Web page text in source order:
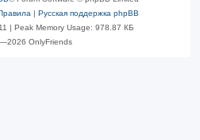
| Русская поддержка phpBB
| Peak Memory Usage: 978.87 КБ
OnlyFriends